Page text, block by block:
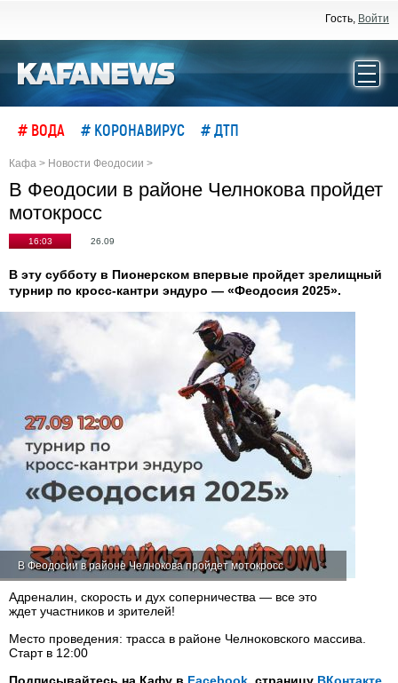
Гость, Войти
# ВОДА # КОРОНАВИРУС # ДТП
Кафа > Новости Феодосии >
В Феодосии в районе Челнокова пройдет
мотокросс
16:03 26.09
В эту субботу в Пионерском впервые пройдет зрелищный
турнир по кросс-кантри эндуро — «Феодосия 2025».
В Феодосии в районе Челнокова пройдет мотокросс
Адреналин, скорость и дух соперничества — все это
ждет участников и зрителей!
Место проведения: трасса в районе Челноковского массива.
Старт в 12:00